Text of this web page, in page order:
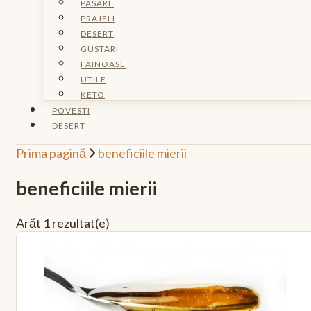
PASARE
PRAJELI
DESERT
GUSTARI
FAINOASE
UTILE
KETO
POVESTI
DESERT
Prima pagină beneficiile mierii
beneficiile mierii
Arăt 1 rezultat(e)